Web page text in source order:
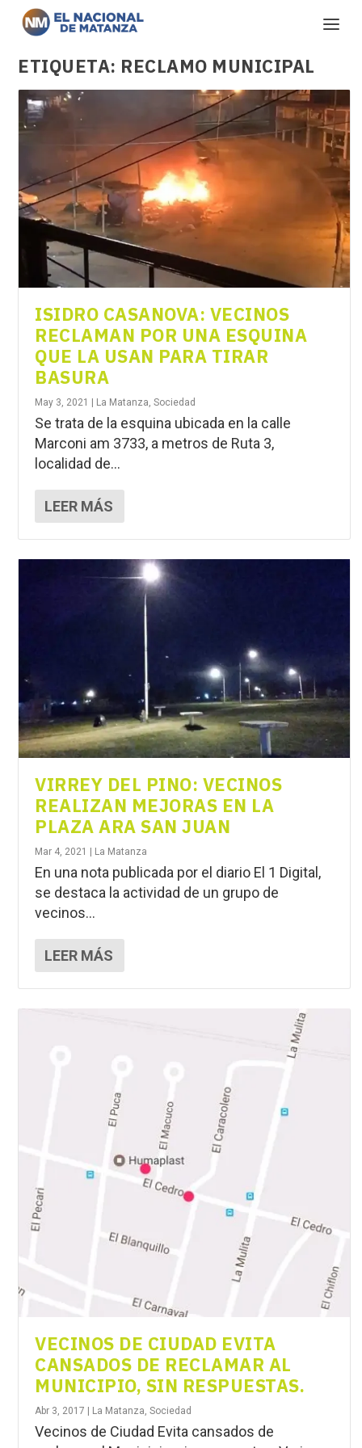
ETIQUETA: RECLAMO MUNICIPAL
ISIDRO CASANOVA: VECINOS
RECLAMAN POR UNA ESQUINA
QUE LA USAN PARA TIRAR
BASURA
May 3, 2021 La Matanza,Sociedad
Se trata de la esquina ubicada en la calle
Marconi am 3733, a metros de Ruta 3,
localidad de...
LEER MÁS
VIRREY DEL PINO: VECINOS
REALIZAN MEJORAS EN LA
PLAZA ARA SAN JUAN
Mar 4, 2021 | La Matanza
En una nota publicada por el diario El 1 Digital,
se destaca la actividad de un grupo de
vecinos...
LEER MÁS
VECINOS DE CIUDAD EVITA
CANSADOS DE RECLAMAR AL
MUNICIPIO, SIN RESPUESTAS.
Abr 3, 2017 | La Matanza ,Sociedad
Vecinos de Ciudad Evita cansados de